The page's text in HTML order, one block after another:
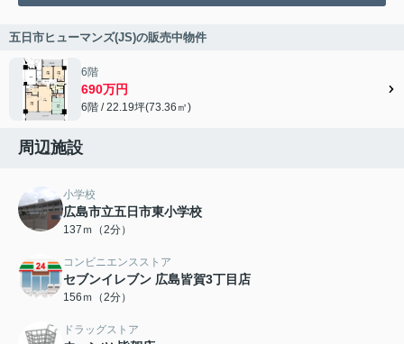
五日市ヒューマンズ(JS)の販売中物件
6階
690万円
6階 / 22.19坪(73.36㎡)
周辺施設
小学校
広島市立五日市東小学校
137ｍ（2分）
コンビニエンスストア
セブンイレブン 広島皆賀3丁目店
156ｍ（2分）
ドラッグストア